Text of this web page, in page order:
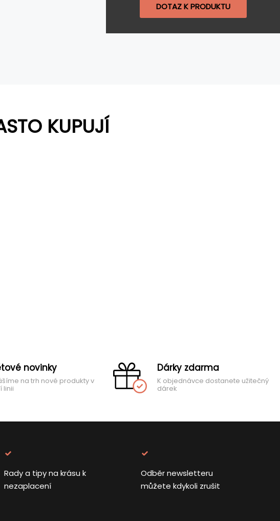
DOTAZ K PRODUKTU
KUPUJÍ
novinky
na trh nové produkty v
linii
Dárky zdarma
K objednávce dostanete užitečný
dárek
Rady a tipy na krásu k
nezaplacení
Odběr newsletteru
můžete kdykoli zrušit